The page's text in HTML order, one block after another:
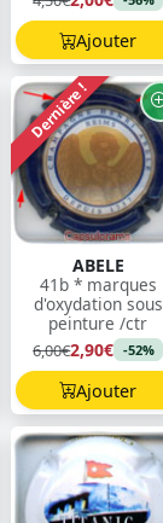
Ajouter
Dernière !
ABELE
41b * marques
d'oxydation sous
peinture /ctr
6,00€2,90€ -52%
Ajouter